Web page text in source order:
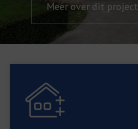
Meer over dit project